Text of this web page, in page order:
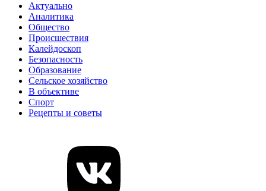
Актуально
Аналитика
Общество
Происшествия
Калейдоскоп
Безопасность
Образование
Сельское хозяйство
В объективе
Спорт
Рецепты и советы